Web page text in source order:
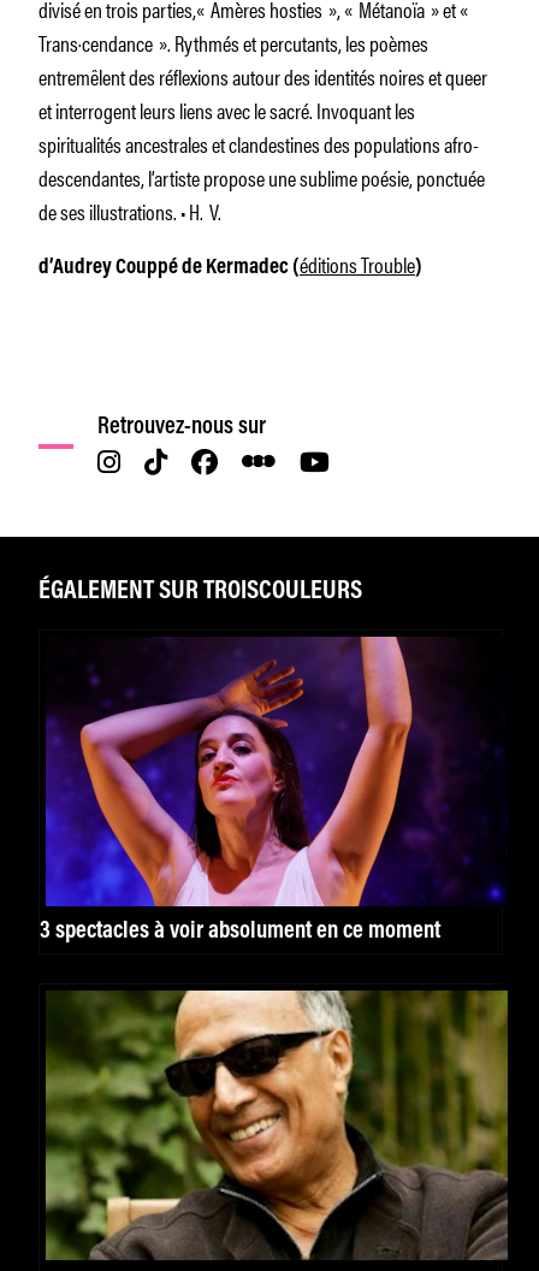
divisé en trois parties,«Amères hosties », « Métanoïa » et «
Trans·cendance ». Rythmés et percutants, les poèmes
entremêlent des réflexions autour des identités noires et queer
et interrogent leurs liens avec le sacré. Invoquant les
spiritualités ancestrales et clandestines des populations afro-
descendantes, l’artiste propose une sublime poésie, ponctuée
de ses illustrations. • H. V.
d’Audrey Couppé de Kermadec (éditions Trouble)
Retrouvez-nous sur
ÉGALEMENT SUR TROISCOULEURS
3 spectacles à voir absolument en ce moment